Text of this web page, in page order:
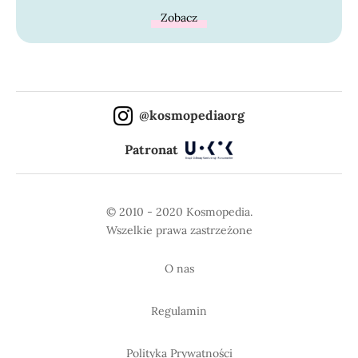
Zobacz
@kosmopediaorg
Patronat
© 2010 - 2020 Kosmopedia.
Wszelkie prawa zastrzeżone
O nas
Regulamin
Polityka Prywatności